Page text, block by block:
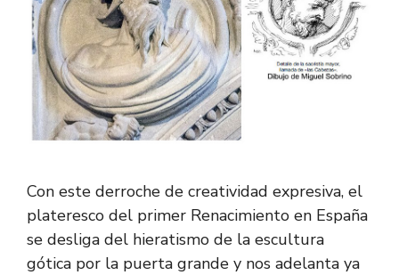
Con este derroche de creatividad expresiva, el
plateresco del primer Renacimiento en España
se desliga del hieratismo de la escultura
gótica por la puerta grande y nos adelanta ya